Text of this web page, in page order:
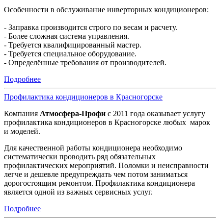
Особенности в обслуживание инверторных кондиционеров:
- Заправка производится строго по весам и расчету.
- Более сложная система управления.
- Требуется квалифицированный мастер.
- Требуется специальное оборудование.
- Определённые требования от производителей.
Подробнее
Профилактика кондиционеров в Красногорске
Компания Атмосфера-Профи с 2011 года оказывает услугу
профилактика кондиционеров в Красногорске любых марок
и моделей.
Для качественной работы кондиционера необходимо
систематически проводить ряд обязательных
профилактических мероприятий. Поломки и неисправности
легче и дешевле предупреждать чем потом заниматься
дорогостоящим ремонтом. Профилактика кондиционера
является одной из важных сервисных услуг.
Подробнее